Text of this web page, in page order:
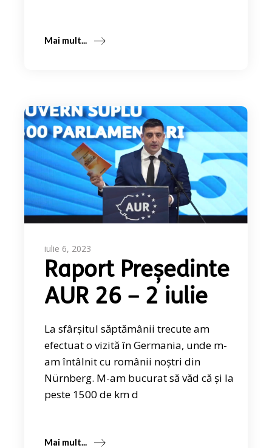
Mai mult...
iulie 6, 2023
Raport Președinte
AUR 26 – 2 iulie
La sfârșitul săptămânii trecute am
efectuat o vizită în Germania, unde m-
am întâlnit cu românii noștri din
Nürnberg. M-am bucurat să văd că și la
peste 1500 de km d
Mai mult...